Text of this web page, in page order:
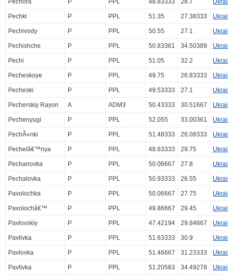
Pechora P PPL 48.83333 28.7
Pechki P PPL 51.35 27.38333
Pechivody P PPL 50.55 27.1
Pechishche P PPL 50.83361 34.50389
Pechi P PPL 51.05 32.2
Pecheskoye P PPL 49.75 26.83333
Pecheski P PPL 49.53333 27.1
Pecherskiy Rayon A ADM3 50.43333 30.51667
Pechenyugi P PPL 52.055 33.00361
PechÃ«nki P PPL 51.48333 26.08333
Pechelâ€™nya P PPL 48.63333 29.75
Pechanovka P PPL 50.06667 27.8
Pechalovka P PPL 50.93333 26.55
Pavolochka P PPL 50.06667 27.75
Pavolochâ€™ P PPL 49.86667 29.45
Pavlovskiy P PPL 47.42194 29.84667
Pavlivka P PPL 51.63333 30.9
Pavlovka P PPL 51.46667 31.23333
Pavlivka P PPL 51.20583 34.49278